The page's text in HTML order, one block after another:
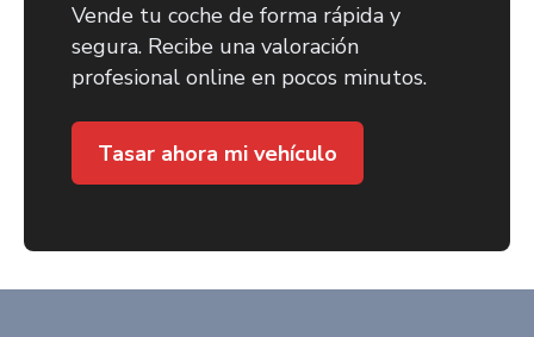
Vende tu coche de forma rápida y
segura. Recibe una valoración
profesional online en pocos minutos.
Tasar ahora mi vehículo